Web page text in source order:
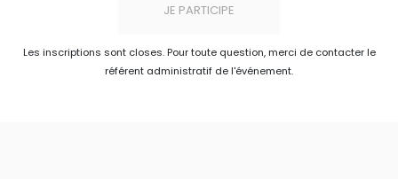
JE PARTICIPE
Les inscriptions sont closes. Pour toute question, merci de contacter le
référent administratif de l'événement.